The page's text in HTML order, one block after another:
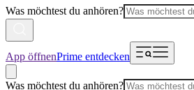
Was möchtest du anhören?
App öffnenPrime entdecken
Was möchtest du anhören?